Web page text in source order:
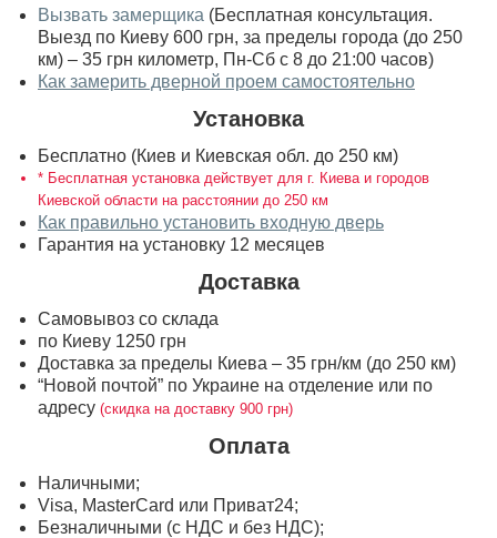
Вызвать замерщика (Бесплатная консультация.
Выезд по Киеву 600 грн, за пределы города (до 250
км) – 35 грн километр, Пн-Сб с 8 до 21:00 часов)
Как замерить дверной проем самостоятельно
Установка
Бесплатно (Киев и Киевская обл. до 250 км)
* Бесплатная установка действует для г. Киева и городов
Киевской области на расстоянии до 250 км
Как правильно установить входную дверь
Гарантия на установку 12 месяцев
Доставка
Самовывоз со склада
по Киеву 1250 грн
Доставка за пределы Киева – 35 грн/км (до 250 км)
“Новой почтой” по Украине на отделение или по
адресу (скидка на доставку 900 грн)
Оплата
Наличными;
Visa, MasterСard или Приват24;
Безналичными (с НДС и без НДС);